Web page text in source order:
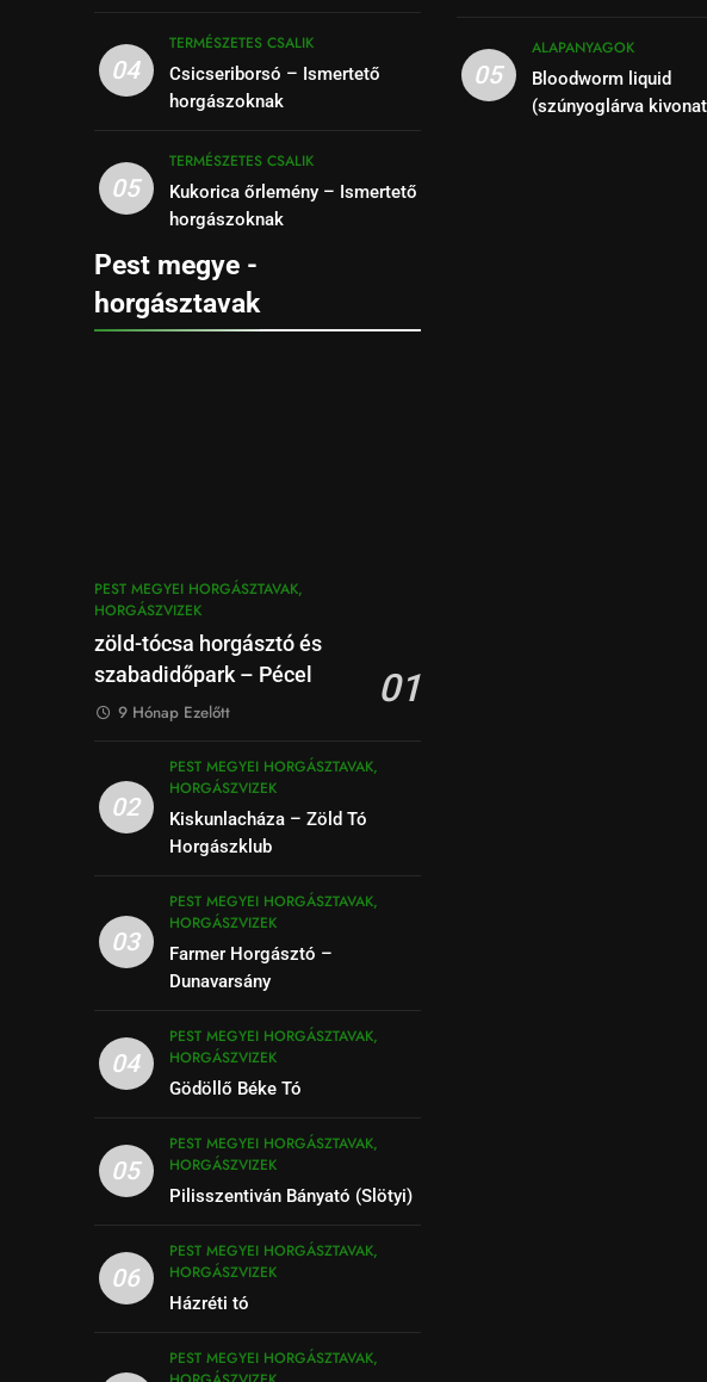
04
TERMÉSZETES CSALIK
Csicseriborsó – Ismertető
horgászoknak
05
TERMÉSZETES CSALIK
Kukorica őrlemény – Ismertető
horgászoknak
Pest megye -
horgásztavak
PEST MEGYEI HORGÁSZTAVAK,
HORGÁSZVIZEK
zöld-tócsa horgásztó és
szabadidőpark – Pécel
01
9 Hónap Ezelőtt
02
PEST MEGYEI HORGÁSZTAVAK,
HORGÁSZVIZEK
Kiskunlacháza – Zöld Tó
Horgászklub
03
PEST MEGYEI HORGÁSZTAVAK,
HORGÁSZVIZEK
Farmer Horgásztó –
Dunavarsány
04
PEST MEGYEI HORGÁSZTAVAK,
HORGÁSZVIZEK
Gödöllő Béke Tó
05
PEST MEGYEI HORGÁSZTAVAK,
HORGÁSZVIZEK
Pilisszentiván Bányató (Slötyi)
06
PEST MEGYEI HORGÁSZTAVAK,
HORGÁSZVIZEK
Házréti tó
PEST MEGYEI HORGÁSZTAVAK,
05
ALAPANYAGOK
Bloodworm liquid
(szúnyoglárva